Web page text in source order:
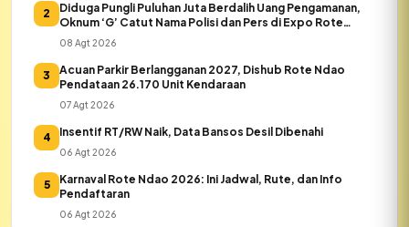
2
Diduga Pungli Puluhan Juta Berdalih Uang Pengamanan,
Oknum ‘G’ Catut Nama Polisi dan Pers di Expo Rote
Ndao
08 Agt 2026
3
Acuan Parkir Berlangganan 2027, Dishub Rote Ndao
Pendataan 26.170 Unit Kendaraan
07 Agt 2026
4 Insentif RT/RW Naik, Data Bansos Desil Dibenahi
06 Agt 2026
5
Karnaval Rote Ndao 2026: Ini Jadwal, Rute, dan Info
Pendaftaran
06 Agt 2026